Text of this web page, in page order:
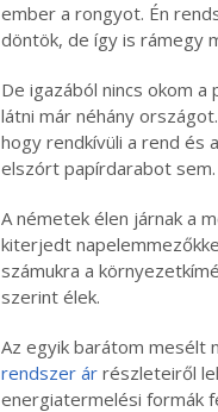
ember a rongyot. Én
döntök, de így is rámegy
De igazából nincs okom
látni már néhány
hogy rendkívüli a rend és
elszórt papírdarabot
A németek élen járnak a
kiterjedt
számukra a
szerint élek.
Az egyik barátom mesélt
rendszer ár részleteiről
energiatermelési formák